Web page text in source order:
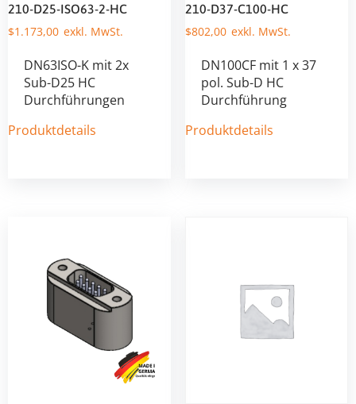
210-D25-ISO63-2-HC
$1.173,00
DN63ISO-K mit 2x
Sub-D25 HC
Durchführungen
Produktdetails
210-D37-C100-HC
$802,00
DN100CF mit 1 x 37
pol. Sub-D HC
Durchführung
Produktdetails